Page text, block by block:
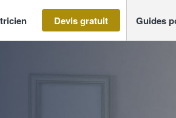
Devis gratuit Guides